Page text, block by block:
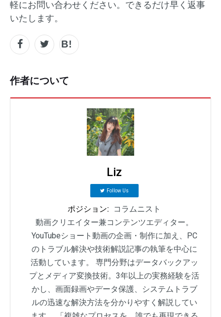
軽にお問い合わせください。できるだけ早く返事
いたします。
作者について
Liz
Follow Us
ポジション:
コラムニスト
動画クリエイター兼コンテンツエディター。
YouTubeショート動画の企画・制作に加え、PC
のトラブル解決や技術解説記事の執筆を中心に
活動しています。 専門分野はデータバックアッ
プとメディア変換技術。3年以上の実務経験を活
かし、画面録画やデータ保護、システムトラブ
ルの迅速な解決方法を分かりやすく解説してい